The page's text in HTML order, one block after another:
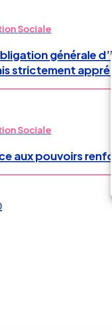
Sociale
générale
strictement
Sociale
aux pouvoirs